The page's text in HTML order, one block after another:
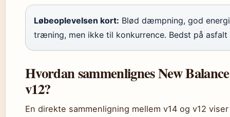
Løbeoplevelsen kort: Blød dæmpning, god
træning, men ikke til konkurrence. Bedst på asfalt
Hvordan sammenlignes New
v12?
En direkte sammenligning mellem v14 og v12